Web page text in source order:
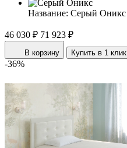
Название: Серый Оникс
46 030 ₽ 71 923 ₽
В корзину Купить в 1 клик
-36%